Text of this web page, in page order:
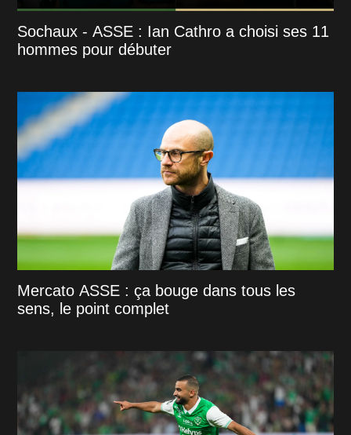
Sochaux - ASSE : Ian Cathro a choisi ses 11
hommes pour débuter
Mercato ASSE : ça bouge dans tous les
sens, le point complet